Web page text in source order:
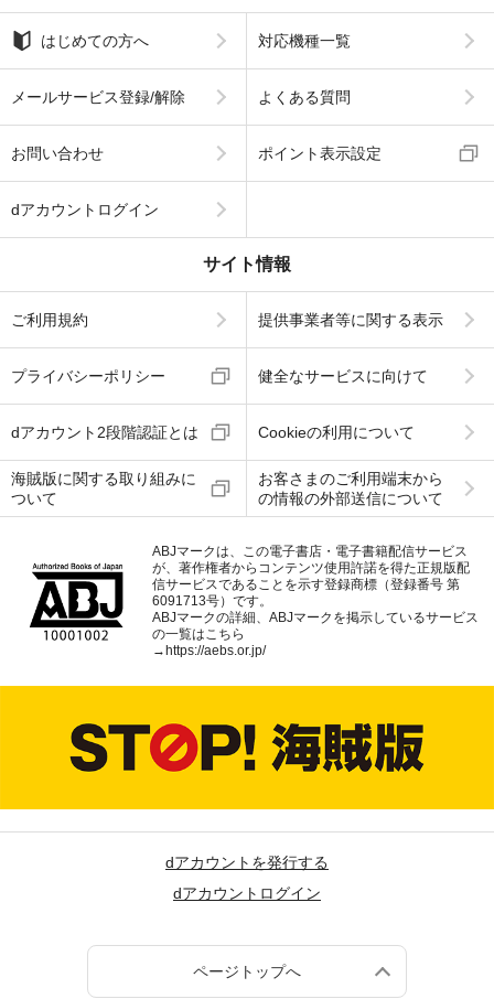
はじめての方へ 対応機種一覧
メールサービス登録/解除 よくある質問
お問い合わせ ポイント表示設定
dアカウントログイン
サイト情報
ご利用規約 提供事業者等に関する表示
プライバシーポリシー 健全なサービスに向けて
dアカウント2段階認証とは Cookieの利用について
海賊版に関する取り組みに
ついて
お客さまのご利用端末から
の情報の外部送信について
ABJマークは、この電子書店・電子書籍配信サービス
が、著作権者からコンテンツ使用許諾を得た正規版配
信サービスであることを示す登録商標（登録番号 第
6091713号）です。
ABJマークの詳細、ABJマークを掲示しているサービス
の一覧はこちら
→ https://aebs.or.jp/
dアカウントを発行する
dアカウントログイン
ページトップへ